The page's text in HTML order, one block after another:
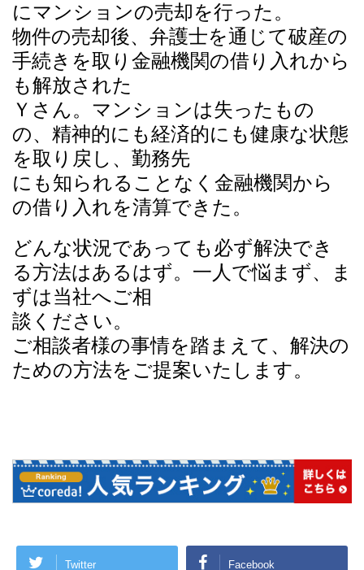
にマンションの売却を行った。
物件の売却後、弁護士を通じて破産の
手続きを取り金融機関の借り入れから
も解放された
Ｙさん。マンションは失ったもの
の、精神的にも経済的にも健康な状態
を取り戻し、勤務先
にも知られることなく金融機関から
の借り入れを清算できた。
どんな状況であっても必ず解決でき
る方法はあるはず。一人で悩まず、ま
ずは当社へご相
談ください。
ご相談者様の事情を踏まえて、解決の
ための方法をご提案いたします。
Twitter Facebook